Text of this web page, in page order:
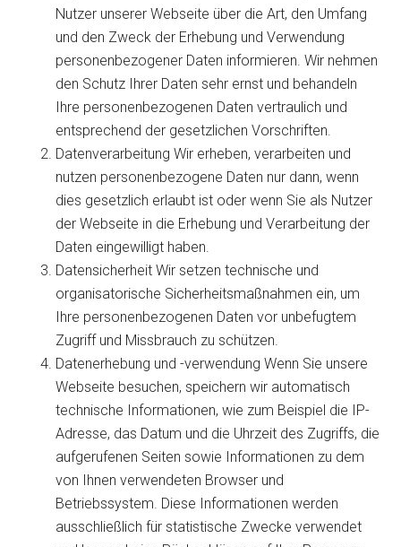
Nutzer unserer Webseite über die Art, den Umfang
und den Zweck der Erhebung und Verwendung
personenbezogener Daten informieren. Wir nehmen
den Schutz Ihrer Daten sehr ernst und behandeln
Ihre personenbezogenen Daten vertraulich und
entsprechend der gesetzlichen Vorschriften.
Datenverarbeitung Wir erheben, verarbeiten und
nutzen personenbezogene Daten nur dann, wenn
dies gesetzlich erlaubt ist oder wenn Sie als Nutzer
der Webseite in die Erhebung und Verarbeitung der
Daten eingewilligt haben.
Datensicherheit Wir setzen technische und
organisatorische Sicherheitsmaßnahmen ein, um
Ihre personenbezogenen Daten vor unbefugtem
Zugriff und Missbrauch zu schützen.
Datenerhebung und -verwendung Wenn Sie unsere
Webseite besuchen, speichern wir automatisch
technische Informationen, wie zum Beispiel die IP-
Adresse, das Datum und die Uhrzeit des Zugriffs, die
aufgerufenen Seiten sowie Informationen zu dem
von Ihnen verwendeten Browser und
Betriebssystem. Diese Informationen werden
ausschließlich für statistische Zwecke verwendet